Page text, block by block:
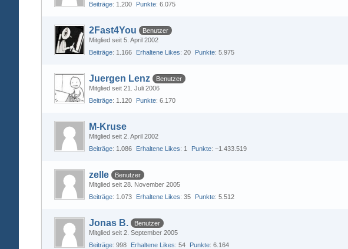
Beiträge 1.200 Punkte 6.075
2Fast4You
Benutzer
Mitglied seit 5. April 2002
Beiträge 1.166 Erhaltene Likes 20 Punkte 5.975
Juergen Lenz
Benutzer
Mitglied seit 21. Juli 2006
Beiträge 1.120 Punkte 6.170
M-Kruse
Mitglied seit 2. April 2002
Beiträge 1.086 Erhaltene Likes 1 Punkte −1.433.519
zelle
Benutzer
Mitglied seit 28. November 2005
Beiträge 1.073 Erhaltene Likes 35 Punkte 5.512
Jonas B.
Benutzer
Mitglied seit 2. September 2005
Beiträge 998 Erhaltene Likes 54 Punkte 6.164